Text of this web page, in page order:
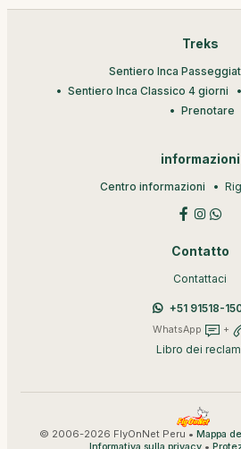
Treks
Sentiero Inca
Sentiero Inca Classico 4 giorni
Prenotare
informazioni
Centro informazioni
Contatto
Contattaci
+51 91518-
WhatsApp +
Libro dei
© 2006-2026 FlyOnNet Peru • Mappa
•